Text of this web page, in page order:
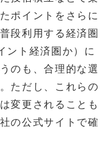
ポイントをさらに
段利用する経済圏
ント経済圏か）に
のも、合理的な選
ただし、これらの
変更されることも
の公式サイトで確